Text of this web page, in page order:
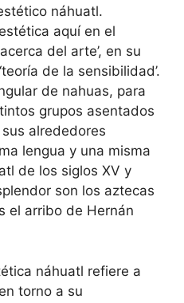
náhuatl.
aquí en el
del arte’, en su
de la sensibilidad’.
de nahuas, para
grupos asentados
alrededores
lengua y una misma
de los siglos XV y
son los aztecas
el arribo de Hernán
náhuatl refiere a
torno a su